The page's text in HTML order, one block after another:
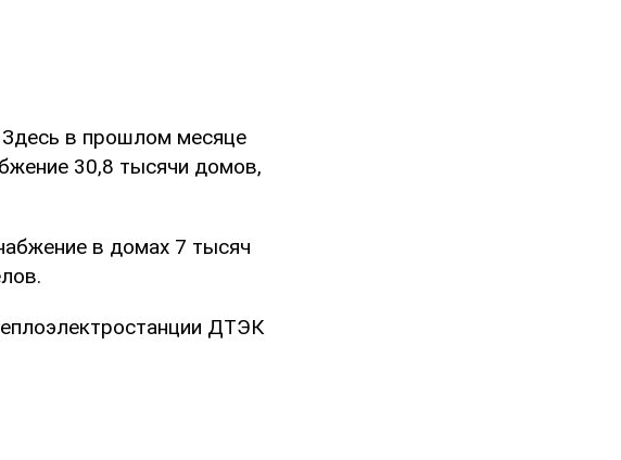
в прошлом месяце
30,8 тысячи домов,
в домах 7 тысяч
ДТЭК